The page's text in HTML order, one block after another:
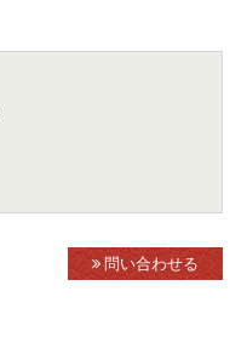
問い合わせる